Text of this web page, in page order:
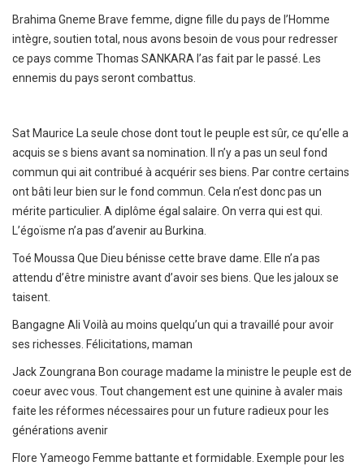
Brahima Gneme Brave femme, digne fille du pays de l’Homme
intègre, soutien total, nous avons besoin de vous pour redresser
ce pays comme Thomas SANKARA l’as fait par le passé. Les
ennemis du pays seront combattus.
Sat Maurice
La seule chose dont tout le peuple est sûr, ce qu’elle a
acquis se s biens avant sa nomination. Il n’y a pas un seul fond
commun qui ait contribué à acquérir ses biens. Par contre certains
ont bâti leur bien sur le fond commun. Cela n’est donc pas un
mérite particulier. A diplôme égal salaire. On verra qui est qui.
L’égoïsme n’a pas d’avenir au Burkina.
Toé Moussa Que Dieu bénisse cette brave dame. Elle n’a pas
attendu d’être ministre avant d’avoir ses biens. Que les jaloux se
taisent.
Bangagne Ali Voilà au moins quelqu’un qui a travaillé pour avoir
ses richesses. Félicitations, maman
Jack Zoungrana Bon courage madame la ministre le peuple est de
coeur avec vous. Tout changement est une quinine à avaler mais
faite les réformes nécessaires pour un future radieux pour les
générations avenir
Flore Yameogo Femme battante et formidable. Exemple pour les